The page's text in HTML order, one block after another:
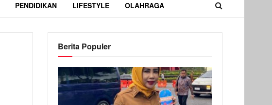
PENDIDIKAN LIFESTYLE OLAHRAGA
Berita Populer